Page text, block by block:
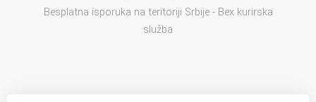
Besplatna isporuka na teritoriji Srbije - Bex kurirska
služba